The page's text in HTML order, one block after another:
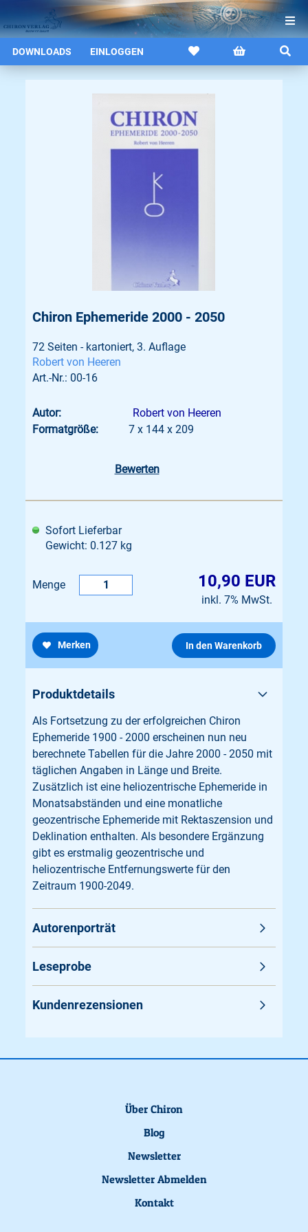
DOWNLOADS EINLOGGEN
Chiron Ephemeride 2000 - 2050
72 Seiten - kartoniert, 3. Auflage
Robert von Heeren
Art.-Nr.: 00-16
Autor:
Robert von Heeren
Formatgröße:
7 x 144 x 209
Bewerten
Menge 10,90 EUR
inkl. 7% MwSt.
Sofort Lieferbar
Gewicht: 0.127 kg
Merken In den Warenkorb
Produktdetails
Als Fortsetzung zu der erfolgreichen Chiron
Ephemeride 1900 - 2000 erscheinen nun neu
berechnete Tabellen für die Jahre 2000 - 2050 mit
täglichen Angaben in Länge und Breite.
Zusätzlich ist eine heliozentrische Ephemeride in
Monatsabständen und eine monatliche
geozentrische Ephemeride mit Rektaszension und
Deklination enthalten. Als besondere Ergänzung
gibt es erstmalig geozentrische und
heliozentrische Entfernungswerte für den
Zeitraum 1900-2049.
Autorenporträt
Leseprobe
Kundenrezensionen
Über Chiron
Blog
Newsletter
Newsletter Abmelden
Kontakt